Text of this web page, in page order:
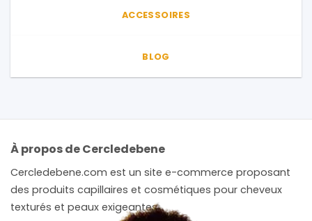
ACCESSOIRES
BLOG
À propos de Cercledebene
Cercledebene.com est un site e-commerce proposant
des produits capillaires et cosmétiques pour cheveux
texturés et peaux exigeantes.